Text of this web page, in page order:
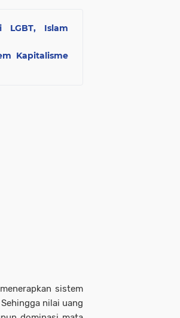
LGBT, Islam
Kapitalisme
sistem
nilai uang